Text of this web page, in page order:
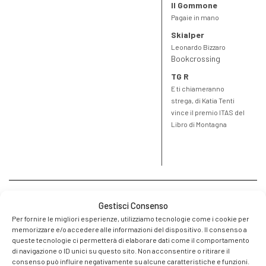
Gestisci Consenso
Per fornire le migliori esperienze, utilizziamo tecnologie come i cookie per
memorizzare e/o accedere alle informazioni del dispositivo. Il consenso a
queste tecnologie ci permetterà di elaborare dati come il comportamento
di navigazione o ID unici su questo sito. Non acconsentire o ritirare il
consenso può influire negativamente su alcune caratteristiche e funzioni.
Il Gommone
Pagaie in mano
Skialper
Leonardo Bizzaro
Bookcrossing
TG R
E ti chiameranno
strega, di Katia Tenti
vince il premio ITAS del
Libro di Montagna